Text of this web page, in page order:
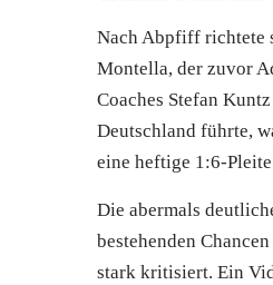
Nach Abpfiff richtete
Montella, der zuvor
Coaches Stefan
Deutschland führte,
eine heftige 1:6-
Die abermals
bestehenden
stark kritisiert. Ein